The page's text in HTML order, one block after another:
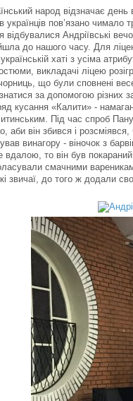
народ відзначає
пов’язано чимало
Андріївські
до нашого часу. Для
хаті з усіма
викладачі ліцею
що були сповнені
за допомогою різних
кусання «Калити» -
Під час спроб
аби він збився і
винагору - віночок з
вдалою, то він був
смачними
звичаї, до того ж додали